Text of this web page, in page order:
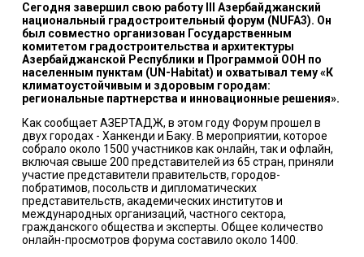
Сегодня завершил свою работу III Азербайджанский
национальный градостроительный форум (NUFA3). Он
был совместно организован Государственным
комитетом градостроительства и архитектуры
Азербайджанской Республики и Программой ООН по
населенным пунктам (UN-Habitat) и охватывал тему «К
климатоустойчивым и здоровым городам:
региональные партнерства и инновационные решения».
Как сообщает АЗЕРТАДЖ, в этом году Форум прошел в
двух городах - Ханкенди и Баку. В мероприятии, которое
собрало около 1500 участников как онлайн, так и офлайн,
включая свыше 200 представителей из 65 стран, приняли
участие представители правительств, городов-
побратимов, посольств и дипломатических
представительств, академических институтов и
международных организаций, частного сектора,
гражданского общества и эксперты. Общее количество
онлайн-просмотров форума составило около 1400.